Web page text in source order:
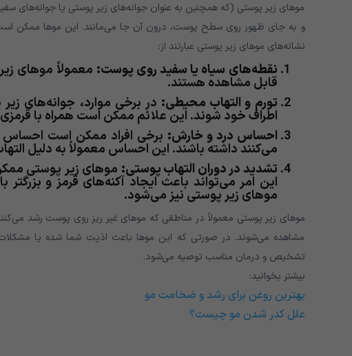
موهای زیر پوستی (که همچنین به عنوان جوانه‌های زیر پوستی یا جوانه‌های
و به جای ظهور روی سطح پوست، درون آن جا می‌مانند. این موها ممکن
نشانه‌های موهای زیر پوستی عبارتند از:
نقطه‌های سیاه یا سفید روی پوست: معمولاً موهای
قابل مشاهده هستند.
تورم و التهاب محیطی: در برخی موارد، جوانه‌های
اطراف خود شوند. این علائم ممکن است همراه با
احساس درد و خارش: برخی افراد ممکن است
می‌کنند داشته باشند. این احساس معمولاً به دلیل
تشدید در دوران التهاب پوستی: موهای زیر پوستی
این امر می‌تواند باعث ایجاد آکنه‌های قرمز و
موهای زیر پوستی نیز می‌شود.
موهای زیر پوستی معمولاً در مناطقی که موهای غیر ریز روی پوست رشد
مشاهده می‌شوند. در صورتی که این موها باعث اذیت شما شده یا
تشخیص و درمان مناسب توصیه می‌شود.
بیشتر بخوانید:
بهترین روغن برای رشد و ضخامت مو
علل کدر شدن مو چیست؟